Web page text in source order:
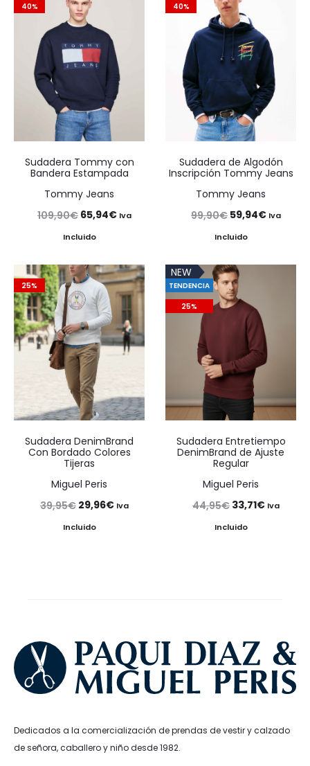
40%
Sudadera Tommy con
Bandera Estampada
Tommy Jeans
109,90€ El
precio
era:
109,90€.
65,94€El
es:
65,94€.
Iva
Incluido
40%
Sudadera de Algodón
Inscripción Tommy Jeans
Tommy Jeans
99,90€ El
precio
era:
99,90€.
59,94€ElIva
Incluido
25%
Sudadera DenimBrand
Con Bordado Colores
Tijeras
Miguel Peris
39,95€ El
precio
29,96€ElIva
Incluido
NEW
TENDENCIA
25%
Sudadera Entretiempo
DenimBrand de Ajuste
Regular
Miguel Peris
44,95€ El
precio
33,71€ElIva
Incluido
Dedicados a la comercialización de prendas de vestir y calzado
de señora, caballero y niño desde 1982.